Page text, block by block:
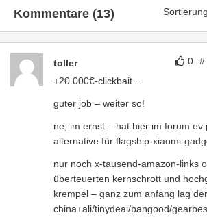
Kommentare (13)
0 #
toller
+20.000€-clickbait…
guter job – weiter so!
ne, im ernst – hat hier im forum ev
alternative für flagship-xiaomi-
nur noch x-tausend-amazon-links
überteuerten kernschrott und
krempel – ganz zum anfang lag
china+ali/tinydeal/bangood/